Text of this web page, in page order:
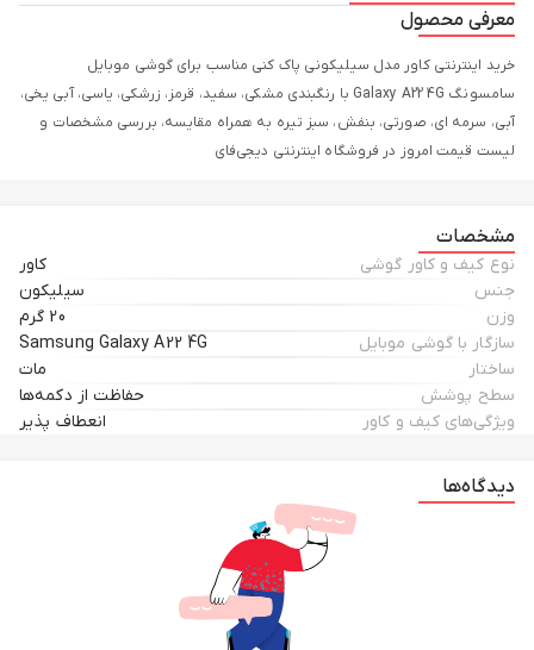
معرفی محصول
خرید اینترنتی کاور مدل سیلیکونی پاک کنی مناسب برای گوشی موبایل
سامسونگ Galaxy A22 4G با رنگبندی مشکی، سفید، قرمز، زرشکی، یاسی، آبی یخی،
آبی، سرمه ای، صورتی، بنفش، سبز تیره به همراه مقایسه، بررسی مشخصات و
لیست قیمت امروز در فروشگاه اینترنتی دیجی‌فای
مشخصات
نوع کیف و کاور گوشی
کاور
جنس
سیلیکون
وزن
20 گرم
سازگار با گوشی موبایل
Samsung Galaxy A22 4G
ساختار
مات
سطح پوشش
حفاظت از دکمه‌ها
ویژگی‌های کیف و کاور
انعطاف پذیر
دیدگاه‌ها